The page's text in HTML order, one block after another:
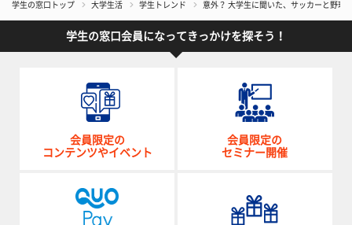
学生の窓口トップ 大学生活 学生トレンド 意外？ 大学生に聞いた、サッカーと野球
学生の窓口会員になってきっかけを探そう！
会員限定の
コンテンツやイベント
会員限定の
セミナー開催